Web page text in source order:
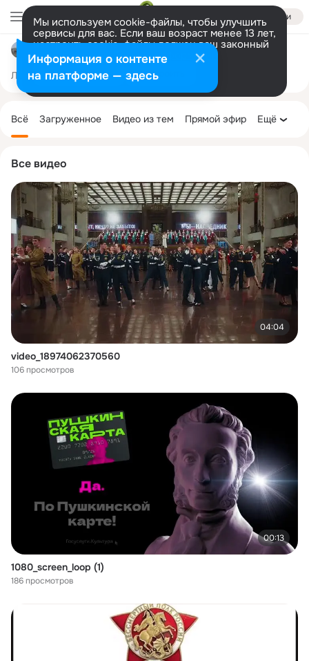
Войти
Мы используем cookie-файлы, чтобы улучшить
сервисы для вас. Если ваш возраст менее 13 лет,
настроить cookie-файлы должен ваш законный
представитель. Больше информации
Разрешить все Настроить
Лента Участники 181 Темы 656
Все видео
04:04
video_18974062370560
106 просмотров
00:13
1080_screen_loop (1)
186 просмотров
колонка
Всё Загруженное Видео из тем Прямой эфир Ещё
Информация о контенте
на платформе — здесь